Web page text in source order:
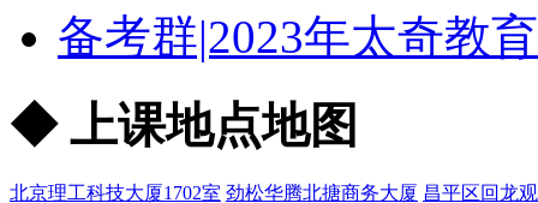
备考群|2023年太奇教
◆ 上课地点地图
北京理工科技大厦1702室 劲松华腾北搪商务大厦 昌平区回龙